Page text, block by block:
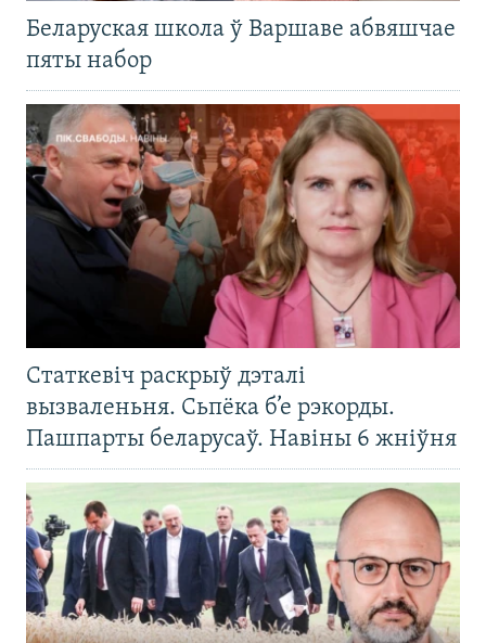
Беларуская школа ў Варшаве абвяшчае
пяты набор
Статкевіч раскрыў дэталі
вызваленьня. Сьпёка б’е рэкорды.
Пашпарты беларусаў. Навіны 6 жніўня